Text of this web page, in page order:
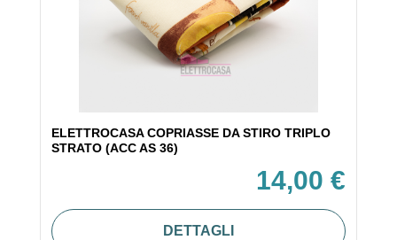
ELETTROCASA COPRIASSE DA STIRO TRIPLO
STRATO (ACC AS 36)
14,00 €
DETTAGLI